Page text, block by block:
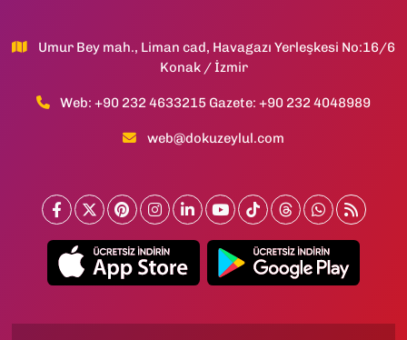
Umur Bey mah., Liman cad, Havagazı Yerleşkesi No:16/6
Konak / İzmir
Web: +90 232 4633215 Gazete: +90 232 4048989
web@dokuzeylul.com